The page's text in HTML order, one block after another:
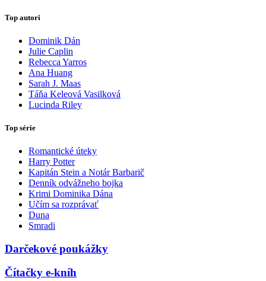
Top autori
Dominik Dán
Julie Caplin
Rebecca Yarros
Ana Huang
Sarah J. Maas
Táňa Keleová Vasilková
Lucinda Riley
Top série
Romantické úteky
Harry Potter
Kapitán Stein a Notár Barbarič
Denník odvážneho bojka
Krimi Dominika Dána
Učím sa rozprávať
Duna
Smradi
Darčekové poukážky
Čítačky e-kníh